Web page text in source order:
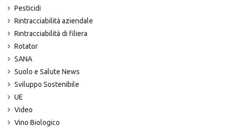
Pesticidi
Rintracciabilità aziendale
Rintracciabilità di filiera
Rotator
SANA
Suolo e Salute News
Sviluppo Sostenibile
UE
Video
Vino Biologico